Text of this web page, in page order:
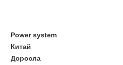
Power system
Китай
Доросла